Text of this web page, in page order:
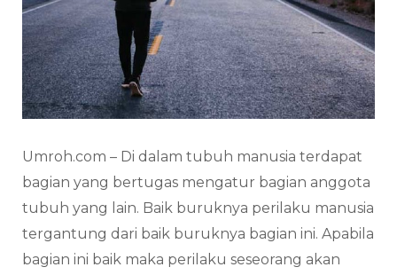
Umroh.com – Di dalam tubuh manusia terdapat
bagian yang bertugas mengatur bagian anggota
tubuh yang lain. Baik buruknya perilaku manusia
tergantung dari baik buruknya bagian ini. Apabila
bagian ini baik maka perilaku seseorang akan